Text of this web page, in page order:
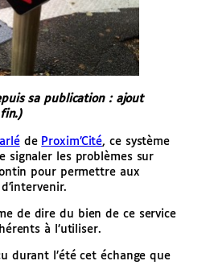
sa publication : ajout
de Proxim’Cité, ce système
signaler les problèmes sur
pour permettre aux
de dire du bien de ce service
à l’utiliser.
durant l’été cet échange que